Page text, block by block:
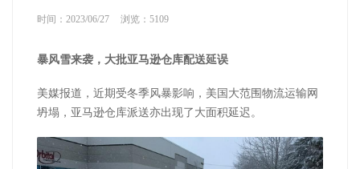
时间：2023/06/27 浏览： 5109
暴风雪来袭，大批亚马逊仓库配送延误
美媒报道，近期受冬季风暴影响，美国大范围物流运输网
坍塌，亚马逊仓库派送亦出现了大面积延迟。